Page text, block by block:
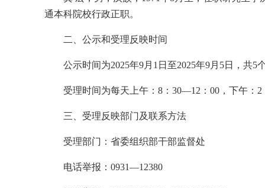
通本科院校行政正职。
二、公示和受理反映时间
公示时间为2025年9月1日至2025年9月5日，共5
受理时间为每天上午：8：30—12：00，下午：
三、受理反映部门及联系方法
受理部门：省委组织部干部监督处
电话举报：0931—12380